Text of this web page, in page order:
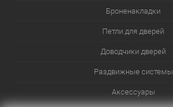
Броненакладки
Петли для дверей
Доводчики дверей
Раздвижные системы
Аксессуары